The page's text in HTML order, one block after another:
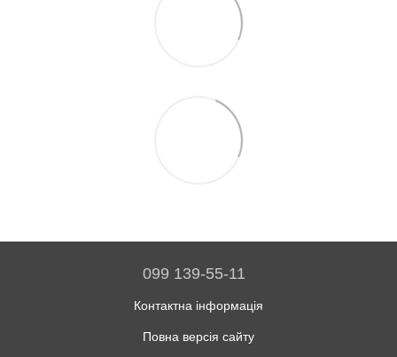
099 139-55-11
Контактна інформація
Повна версія сайту